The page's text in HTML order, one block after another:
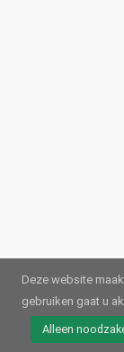
Deze website
gebruiken gaat u
Alleen
© 2026